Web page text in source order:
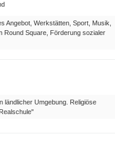
Angebot, Werkstätten, Sport, Musik,
Round Square, Förderung sozialer
ländlicher Umgebung. Religiöse